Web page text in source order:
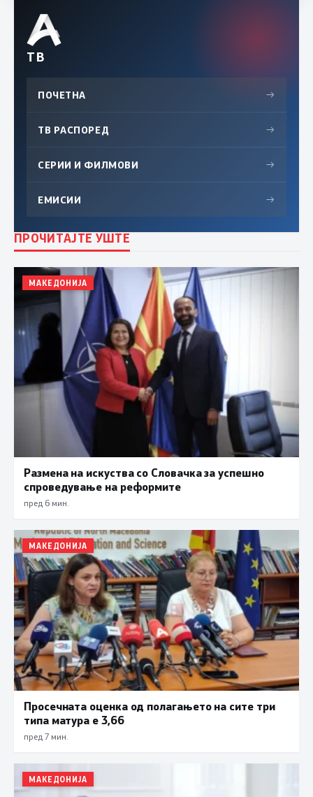
ТВ
ПОЧЕТНА →
ТВ РАСПОРЕД →
СЕРИИ И ФИЛМОВИ →
ЕМИСИИ →
ПРОЧИТАЈТЕ УШТЕ
МАКЕДОНИЈА
Размена на искуства со Словачка за успешно
спроведување на реформите
пред 6 мин.
МАКЕДОНИЈА
Просечната оценка од полагањето на сите три
типа матура е 3,66
пред 7 мин.
МАКЕДОНИЈА